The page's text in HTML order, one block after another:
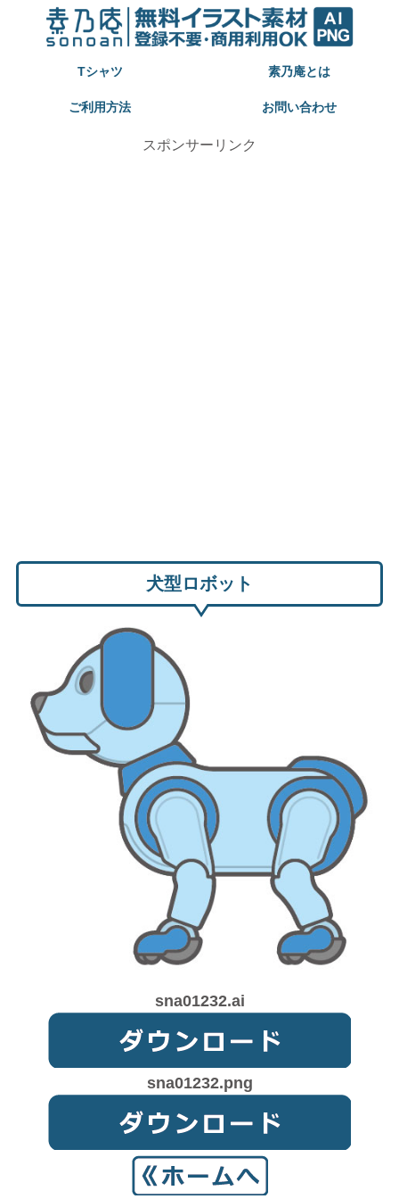
Tシャツ 素乃庵とは
ご利用方法 お問い合わせ
スポンサーリンク
犬型ロボット
sna01232.ai
sna01232.png